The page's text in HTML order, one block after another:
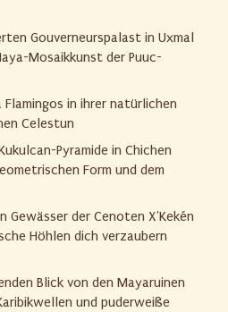
Gouverneurspalast in Uxmal
Mosaikkunst der Puuc-
in ihrer natürlichen
Celestun
Pyramide in Chichen
Form und dem
Gewässer der Cenoten X'Kekén
Höhlen dich verzaubern
Blick von den Mayaruinen
und puderweiße